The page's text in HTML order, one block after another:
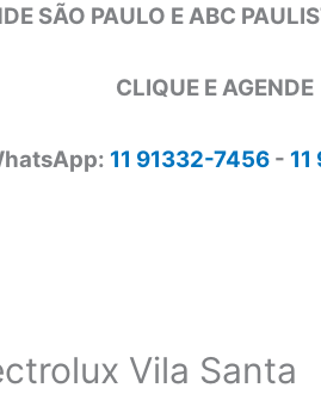
SÃO PAULO E ABC
CLIQUE E AGENDE
11 91332-7456-
Vila Santa